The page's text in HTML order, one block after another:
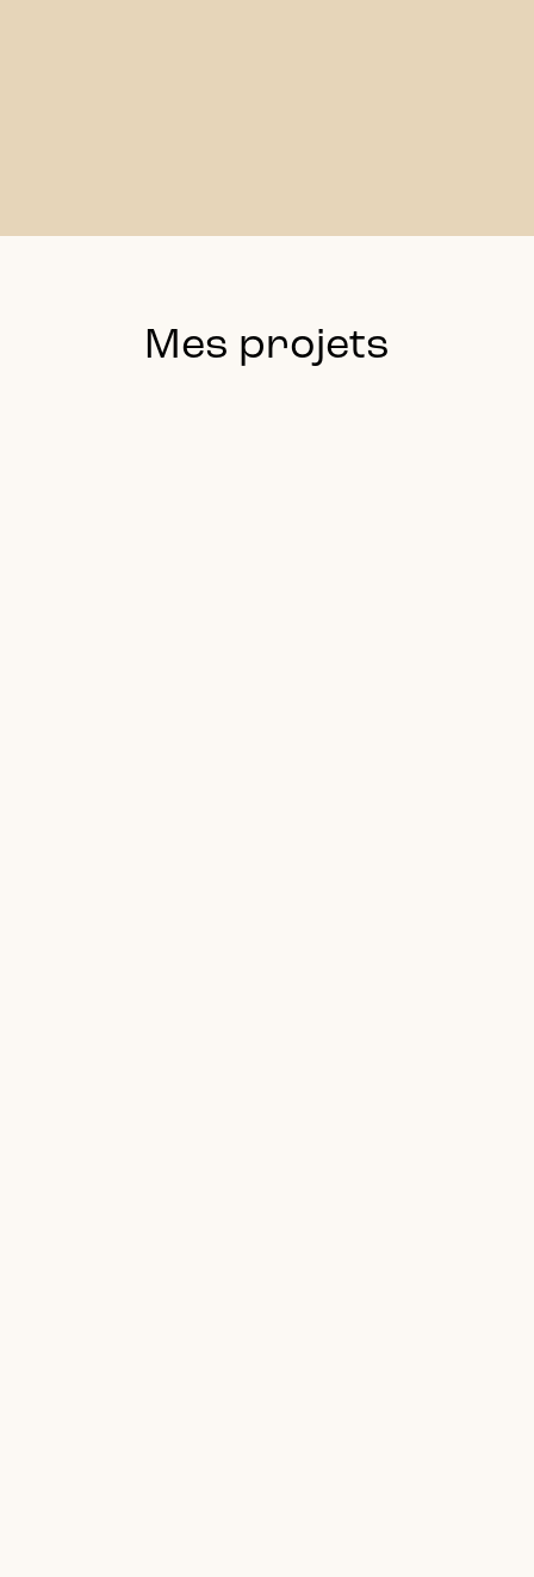
Mes projets